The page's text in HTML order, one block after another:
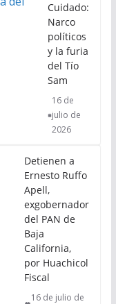
Cuidado:
Narco
políticos
y la furia
del Tío
Sam
16 de
julio de
2026
Detienen a
Ernesto Ruffo
Apell,
exgobernador
del PAN de
Baja
California,
por Huachicol
Fiscal
16 de julio de